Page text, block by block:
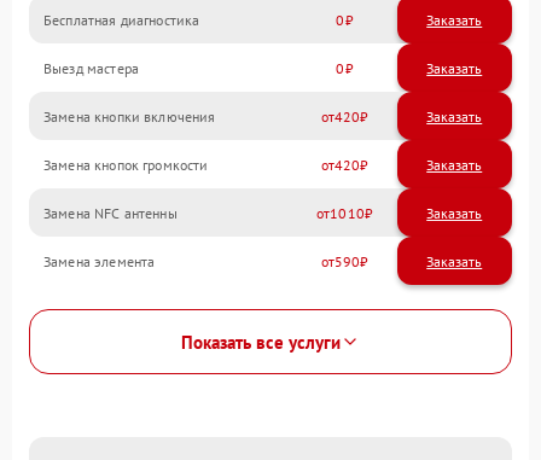
Бесплатная диагностика 0 Заказать
Выезд мастера 0 Заказать
Замена кнопки включения 420
Замена кнопок громкости 420
Замена NFC антенны 1010
Замена элемента 590
Показать все услуги